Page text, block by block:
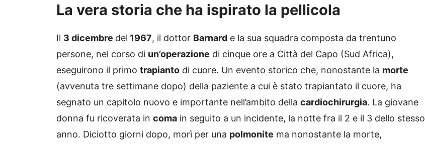
La vera storia che ha ispirato la pellicola
Il 3 dicembre del 1967, il dottor Barnard e la sua squadra composta da trentuno
persone, nel corso di un’operazione di cinque ore a Città del Capo (Sud Africa),
eseguirono il primo trapianto di cuore. Un evento storico che, nonostante la morte
(avvenuta tre settimane dopo) della paziente a cui è stato trapiantato il cuore, ha
segnato un capitolo nuovo e importante nell’ambito della cardiochirurgia. La giovane
donna fu ricoverata in coma in seguito a un incidente, la notte fra il 2 e il 3 dello stesso
anno. Diciotto giorni dopo, morì per una polmonite ma nonostante la morte,